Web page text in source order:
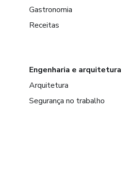
Gastronomia
Receitas
Engenharia e arquitetura
Arquitetura
Segurança no trabalho